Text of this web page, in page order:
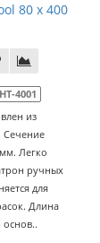
80 х 400
HT-4001
из
Сечение
Легко
ручных
для
Длина